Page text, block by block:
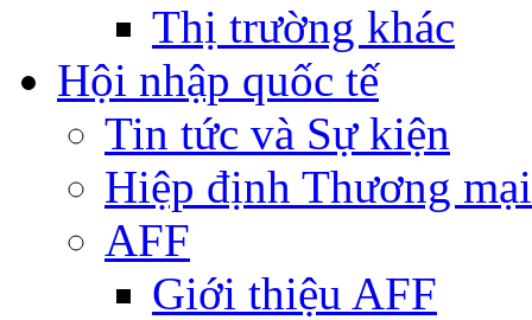
Thị trường khác
Hội nhập quốc tế
Tin tức và Sự kiện
Hiệp định Thương
AFF
Giới thiệu AFF